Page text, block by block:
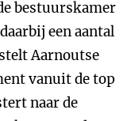
bestuurskamer
een aantal
Aarnoutse
vanuit de top
naar de